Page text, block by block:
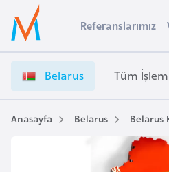
Ülke Seçimi
Başvuru yapmak istediğiniz ülkeyi seçin
Üye
Girişi
e
a
r
u
Referanslarımız
Belarus Tüm
Anasayfa Belarus Belarus
s
t
r
a